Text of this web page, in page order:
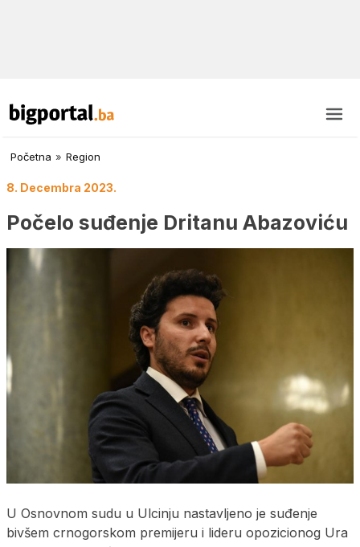
Početna » Region
8. Decembra 2023.
Počelo suđenje Dritanu Abazoviću
U Osnovnom sudu u Ulcinju nastavljeno je suđenje
bivšem crnogorskom premijeru i lideru opozicionog Ura